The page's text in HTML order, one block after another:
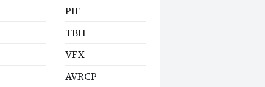
PIF
TBH
VFX
AVRCP